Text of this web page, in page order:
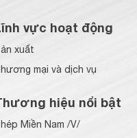
vực hoạt động
xuất
mại và dịch vụ
hiệu nổi bật
Miền Nam /V/